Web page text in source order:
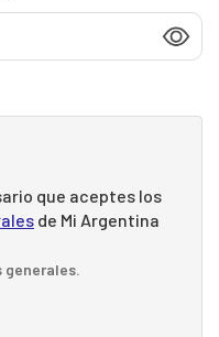
que aceptes los
de Mi Argentina
generales.